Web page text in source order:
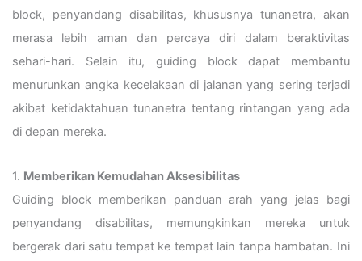
block, penyandang disabilitas, khususnya tunanetra, akan
merasa lebih aman dan percaya diri dalam beraktivitas
sehari-hari. Selain itu, guiding block dapat membantu
menurunkan angka kecelakaan di jalanan yang sering terjadi
akibat ketidaktahuan tunanetra tentang rintangan yang ada
di depan mereka.
1. Memberikan Kemudahan Aksesibilitas
Guiding block memberikan panduan arah yang jelas bagi
penyandang disabilitas, memungkinkan mereka untuk
bergerak dari satu tempat ke tempat lain tanpa hambatan. Ini